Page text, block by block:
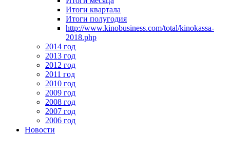
Итоги квартала
Итоги полугодия
http://www.kinobusiness.com/total/kinokassa-
2018.php
2014 год
2013 год
2012 год
2011 год
2010 год
2009 год
2008 год
2007 год
2006 год
Новости